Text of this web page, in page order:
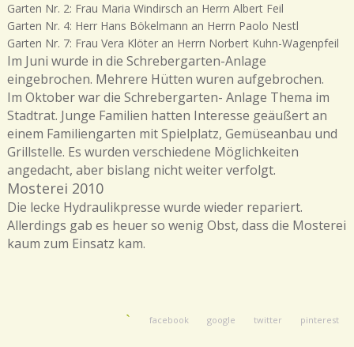
Garten Nr. 2: Frau Maria Windirsch an Herrn Albert Feil
Garten Nr. 4: Herr Hans Bökelmann an Herrn Paolo Nestl
Garten Nr. 7: Frau Vera Klöter an Herrn Norbert Kuhn-Wagenpfeil
Im Juni wurde in die Schrebergarten-Anlage
eingebrochen. Mehrere Hütten wuren aufgebrochen.
Im Oktober war die Schrebergarten- Anlage Thema im
Stadtrat. Junge Familien hatten Interesse geäußert an
einem Familiengarten mit Spielplatz, Gemüseanbau und
Grillstelle. Es wurden verschiedene Möglichkeiten
angedacht, aber bislang nicht weiter verfolgt.
Mosterei 2010
Die lecke Hydraulikpresse wurde wieder repariert.
Allerdings gab es heuer so wenig Obst, dass die Mosterei
kaum zum Einsatz kam.
facebook google twitter pinterest